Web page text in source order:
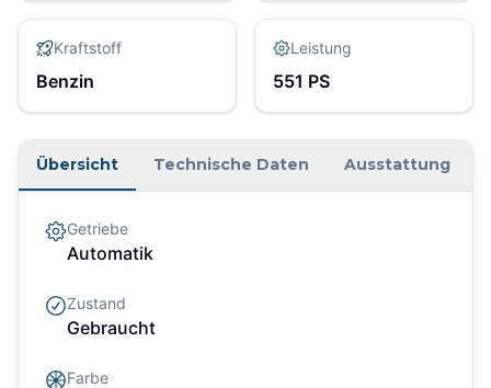
Kraftstoff
Benzin
Leistung
551 PS
Übersicht Technische Daten Ausstattung
Getriebe
Automatik
Zustand
Gebraucht
Farbe